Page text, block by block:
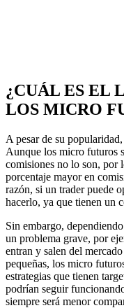
¿CUÁL ES EL
LOS MICRO
A pesar de su
Aunque los micro futuros
comisiones no lo son, por
porcentaje mayor en
razón, si un trader puede
hacerlo, ya que tienen un
Sin embargo,
un problema grave, por
entran y salen del
pequeñas, los micro
estrategias que tienen
podrían seguir
siempre será menor